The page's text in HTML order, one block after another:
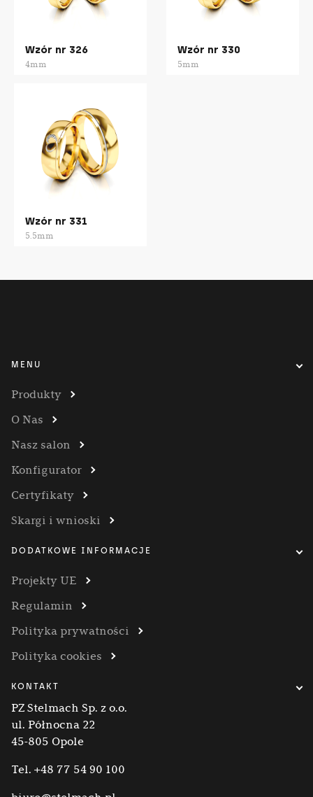
Wzór nr 326
4mm
Wzór nr 330
5mm
Wzór nr 331
5.5mm
MENU
Produkty
O Nas
Nasz salon
Konfigurator
Certyfikaty
Skargi i wnioski
DODATKOWE INFORMACJE
Projekty UE
Regulamin
Polityka prywatności
Polityka cookies
KONTAKT
PZ Stelmach Sp. z o.o.
ul. Północna 22
45-805 Opole
Tel. +48 77 54 90 100